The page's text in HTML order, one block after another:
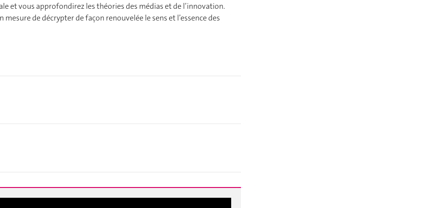
et vous approfondirez les théories des médias et de l’innovation.
de décrypter de façon renouvelée le sens et l’essence des